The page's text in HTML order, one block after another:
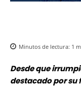
Minutos de lectura: 1
Desde que
destacado por su